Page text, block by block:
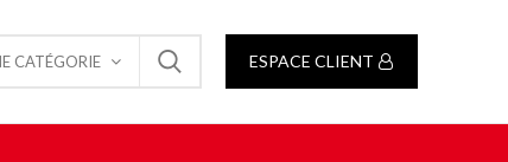
CATÉGORIE ESPACE CLIENT